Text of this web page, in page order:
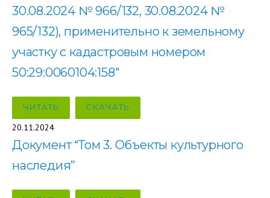
30.08.2024 № 966/132, 30.08.2024 №
965/132), применительно к земельному
участку с кадастровым номером
50:29:0060104:158″
ЧИТАТЬ СКАЧАТЬ
20.11.2024
Документ “Том 3. Объекты культурного
наследия”